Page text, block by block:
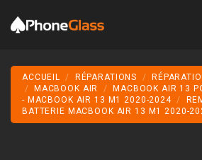
ACCUEIL RÉPARATIONS
MACBOOK AIR
MACBOOK AIR 13
- MACBOOK AIR 13 M1 2020-2024
BATTERIE MACBOOK AIR 13 M1 2020-